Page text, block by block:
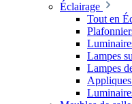
Éclairage
Tout en
Lampes
Lampes